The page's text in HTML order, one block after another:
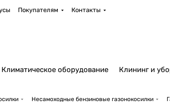
Покупателям Контакты
Климатическое оборудование Клининг и
Несамоходные бензиновые газонокосилки